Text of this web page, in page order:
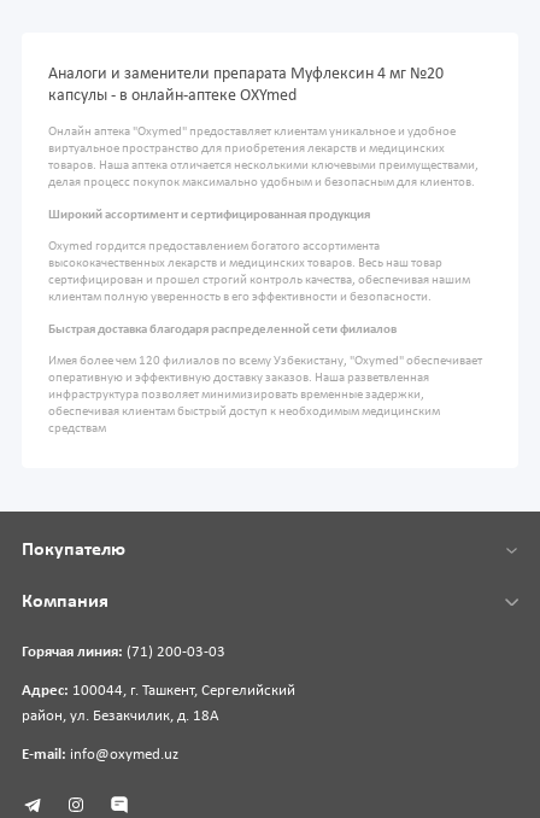
Аналоги и заменители препарата Муфлексин 4 мг №20
капсулы - в онлайн-аптеке OXYmed
Онлайн аптека "Oxymed" предоставляет клиентам уникальное и удобное
виртуальное пространство для приобретения лекарств и медицинских
товаров. Наша аптека отличается несколькими ключевыми преимуществами,
делая процесс покупок максимально удобным и безопасным для клиентов.
Широкий ассортимент и сертифицированная продукция
Oxymed гордится предоставлением богатого ассортимента
высококачественных лекарств и медицинских товаров. Весь наш товар
сертифицирован и прошел строгий контроль качества, обеспечивая нашим
клиентам полную уверенность в его эффективности и безопасности.
Быстрая доставка благодаря распределенной сети филиалов
Имея более чем 120 филиалов по всему Узбекистану, "Oxymed" обеспечивает
оперативную и эффективную доставку заказов. Наша разветвленная
инфраструктура позволяет минимизировать временные задержки,
обеспечивая клиентам быстрый доступ к необходимым медицинским
средствам
Горячая линия: (71) 200-03-03
Адрес: 100044, г. Ташкент, Сергелийский
район, ул. Безакчилик, д. 18А
E-mail: info@oxymed.uz
Покупателю
Компания